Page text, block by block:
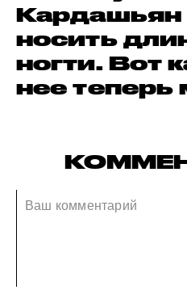
Кардашьян
носить
ногти. Вот
нее